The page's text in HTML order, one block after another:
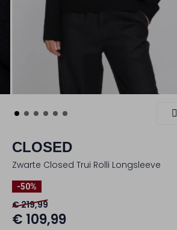
CLOSED
Zwarte Closed Trui Rolli Longsleeve
-50%
€ 219,99
€ 109,99